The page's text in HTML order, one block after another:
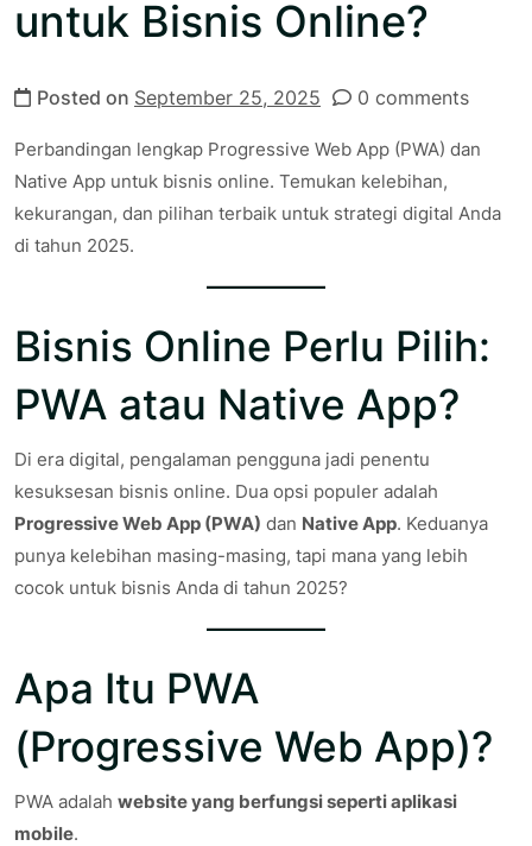
untuk Bisnis Online?
Posted on September 25, 2025 0 comments
Perbandingan lengkap Progressive Web App (PWA) dan
Native App untuk bisnis online. Temukan kelebihan,
kekurangan, dan pilihan terbaik untuk strategi digital Anda
di tahun 2025.
Bisnis Online Perlu Pilih:
PWA atau Native App?
Di era digital, pengalaman pengguna jadi penentu
kesuksesan bisnis online. Dua opsi populer adalah
Progressive Web App (PWA) dan Native App. Keduanya
punya kelebihan masing-masing, tapi mana yang lebih
cocok untuk bisnis Anda di tahun 2025?
Apa Itu PWA
(Progressive Web App)?
PWA adalah website yang berfungsi seperti aplikasi
mobile.